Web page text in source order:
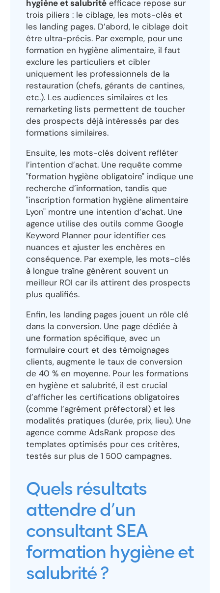
hygiène et salubrité efficace repose sur
trois piliers : le ciblage, les mots-clés et
les landing pages. D’abord, le ciblage doit
être ultra-précis. Par exemple, pour une
formation en hygiène alimentaire, il faut
exclure les particuliers et cibler
uniquement les professionnels de la
restauration (chefs, gérants de cantines,
etc.). Les audiences similaires et les
remarketing lists permettent de toucher
des prospects déjà intéressés par des
formations similaires.
Ensuite, les mots-clés doivent refléter
l’intention d’achat. Une requête comme
"formation hygiène obligatoire" indique une
recherche d’information, tandis que
"inscription formation hygiène alimentaire
Lyon" montre une intention d’achat. Une
agence utilise des outils comme Google
Keyword Planner pour identifier ces
nuances et ajuster les enchères en
conséquence. Par exemple, les mots-clés
à longue traîne génèrent souvent un
meilleur ROI car ils attirent des prospects
plus qualifiés.
Enfin, les landing pages jouent un rôle clé
dans la conversion. Une page dédiée à
une formation spécifique, avec un
formulaire court et des témoignages
clients, augmente le taux de conversion
de 40 % en moyenne. Pour les formations
en hygiène et salubrité, il est crucial
d’afficher les certifications obligatoires
(comme l’agrément préfectoral) et les
modalités pratiques (durée, prix, lieu). Une
agence comme AdsRank propose des
templates optimisés pour ces critères,
testés sur plus de 1 500 campagnes.
Quels résultats
attendre d’un
consultant SEA
formation hygiène et
salubrité ?